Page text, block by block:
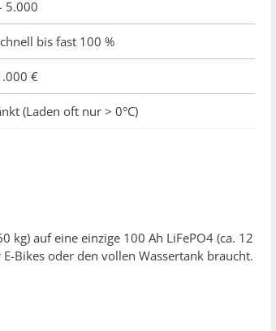
5.000
bis fast 100 %
€
(Laden oft nur > 0°C)
kg) auf eine einzige 100 Ah LiFePO4 (ca. 12
Bikes oder den vollen Wassertank braucht.